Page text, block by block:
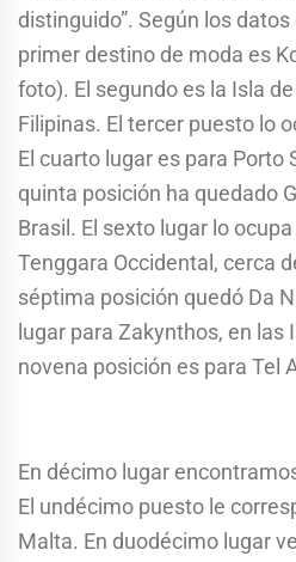
distinguido”. Según los
primer destino de moda es
foto). El segundo es la Isla
Filipinas. El tercer puesto lo
El cuarto lugar es para Porto
quinta posición ha quedado
Brasil. El sexto lugar lo
Tenggara Occidental, cerca
séptima posición quedó Da
lugar para Zakynthos, en las
novena posición es para Tel
En décimo lugar
El undécimo puesto le
Malta. En duodécimo lugar